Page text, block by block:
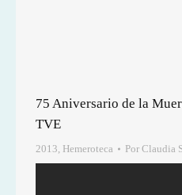
75 Aniversario de la
TVE
2013, Hemeroteca Por Claudia